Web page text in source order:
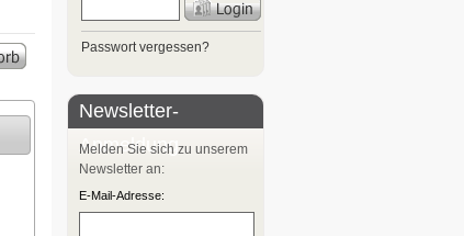
Passwort vergessen?
Newsletter-
Anmeldung
Melden Sie sich zu unserem
Newsletter an:
E-Mail-Adresse: